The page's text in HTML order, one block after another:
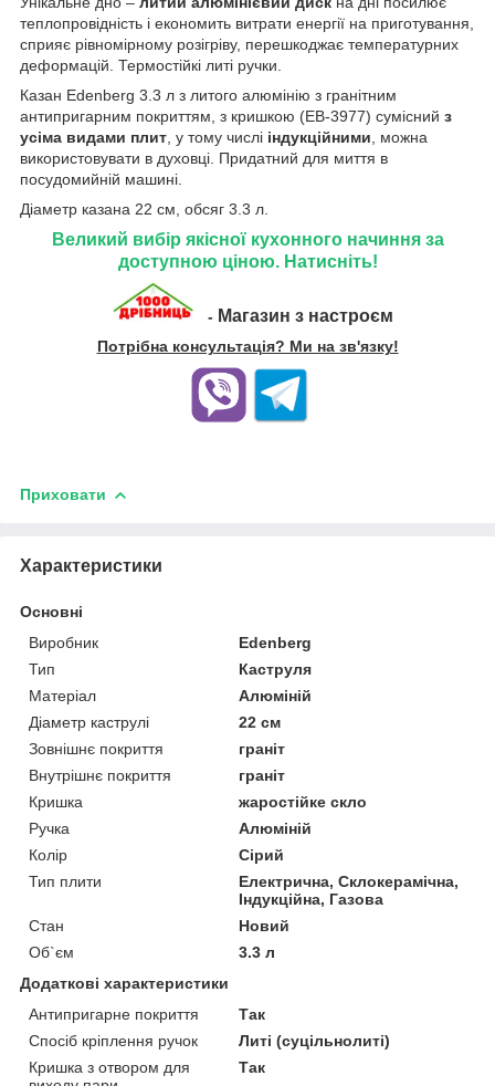
теплопровідність і економить витрати енергії на приготування,
сприяє рівномірному розігріву, перешкоджає температурних
деформацій. Термостійкі литі ручки.
Казан Edenberg 3.3 л з литого алюмінію з гранітним
антипригарним покриттям, з кришкою (EB-3977) сумісний з
усіма видами плит , у тому числі індукційними , можна
використовувати в духовці. Придатний для миття в
посудомийній машині.
Діаметр казана 22 см, обсяг 3.3 л.
Великий вибір якісної кухонного начиння за
доступною ціною. Натисніть!
- Магазин з настроєм
Потрібна консультація? Ми на зв'язку!
Приховати
Характеристики
Основні
Виробник
Edenberg
Тип
Каструля
Матеріал
Алюміній
Діаметр каструлі
22 см
Зовнішнє покриття
граніт
Внутрішнє покриття
граніт
Кришка
жаростійке скло
Ручка
Алюміній
Колір
Сірий
Тип плити
Електрична, Склокерамічна,
Індукційна, Газова
Стан
Новий
Об`єм
3.3 л
Додаткові характеристики
Антипригарне покриття
Так
Спосіб кріплення ручок
Литі (суцільнолиті)
Кришка з отвором для
Так